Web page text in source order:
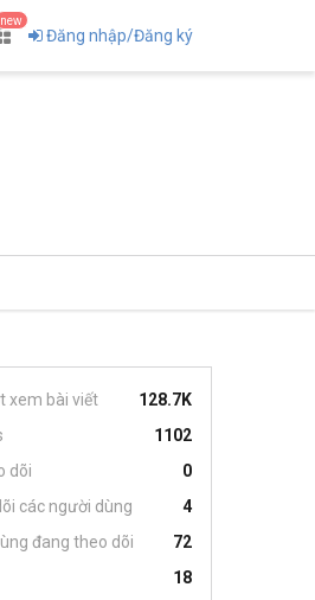
new
Đăng nhập/Đăng ký
xem bài viết
128.7K
1102
dõi
0
các người dùng
4
đang theo dõi
72
18